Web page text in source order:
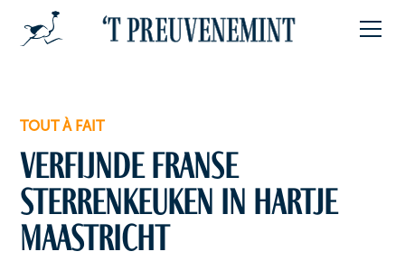
TOUT À FAIT
Verfijnde Franse
sterrenkeuken in hartje
Maastricht